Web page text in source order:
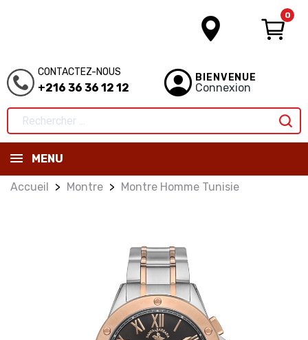
0
CONTACTEZ-NOUS
+216 36 36 12 12
BIENVENUE
Connexion
MENU
Accueil Montre Montre Homme Tunisie